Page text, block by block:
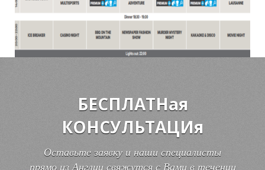
БЕСПЛАТНая
КОНСУЛЬТАЦИя
Оставьте заявку и наши специалисты
прямо из Англии свяжутся с Вами в течении